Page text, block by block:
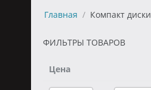
Главная / Компакт диски
ФИЛЬТРЫ ТОВАРОВ
Цена